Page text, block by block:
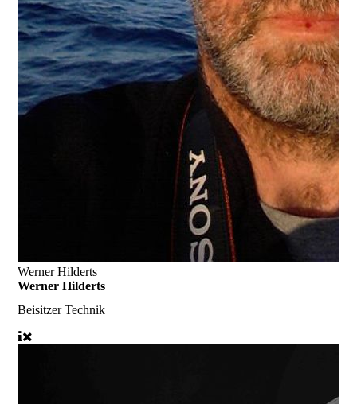
Werner Hilderts
Werner Hilderts
Beisitzer Technik